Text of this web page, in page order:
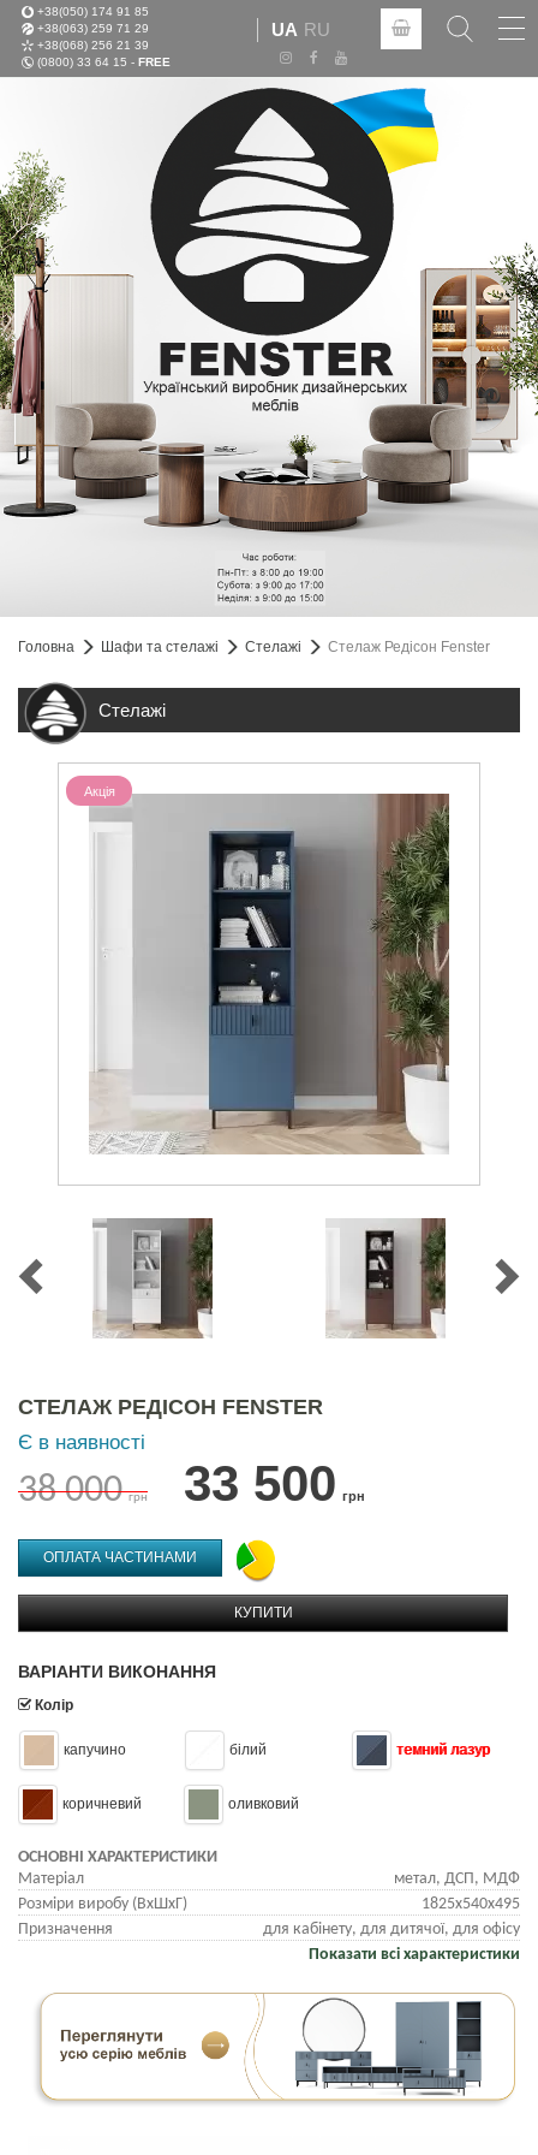
+38(050) 174 91 85
+38(063) 259 71 29
+38(068) 256 21 39
(0800) 33 64 15 - FREE
UA RU
Головна Шафи та стелажі Стелажі Стелаж Редісон Fenster
Стелажі
Акція
СТЕЛАЖ РЕДІСОН FENSTER
Є в наявності
38 000 грн 33 500 грн
ОПЛАТА ЧАСТИНАМИ
КУПИТИ
ВАРІАНТИ ВИКОНАННЯ
Колір
капучино білий темний лазур
коричневий оливковий
ОСНОВНІ ХАРАКТЕРИСТИКИ
Матеріал
метал, ДСП, МДФ
Розміри виробу (ВхШхГ)
1825х540х495
Призначення
для кабінету, для дитячої, для офісу
Показати всі характеристики